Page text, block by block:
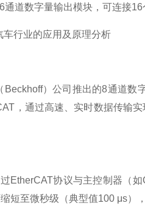
道数字量输出模块，可连接
行业的应用及原理分析
Beckhoff）公司推出的8通道
，通过高速、实时数据传输
EtherCAT协议与主控制器（
短至微秒级（典型值100 μs）